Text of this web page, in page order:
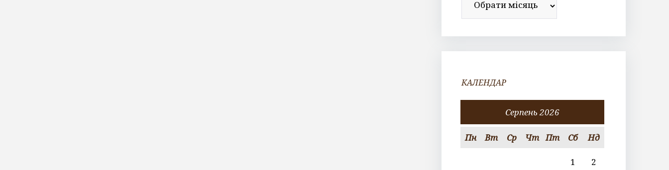
КАЛЕНДАР
Серпень 2026
Пн Вт Ср Чт Пт Сб Нд
1
2